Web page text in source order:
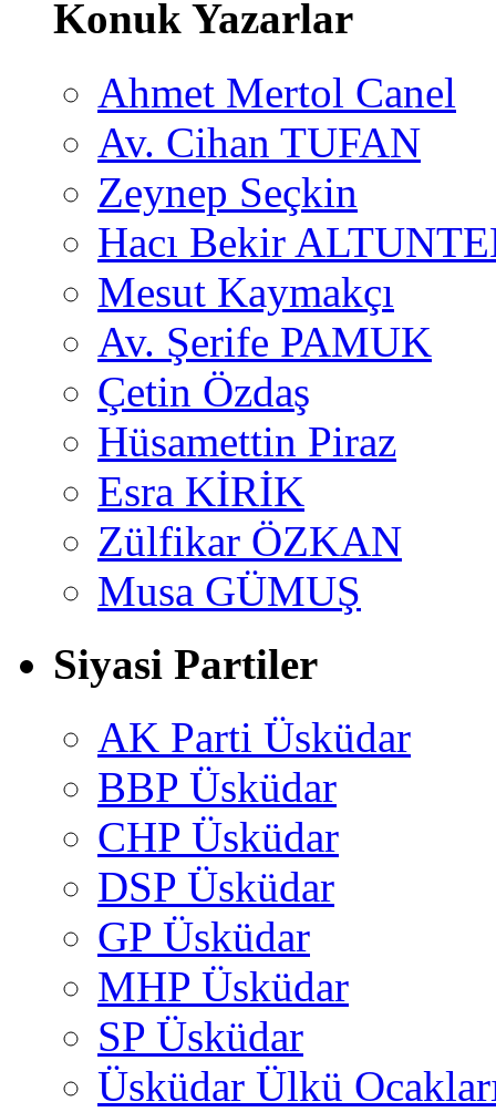
Konuk Yazarlar
Ahmet Mertol Canel
Av. Cihan TUFAN
Zeynep Seçkin
Hacı Bekir
Mesut Kaymakçı
Av. Şerife PAMUK
Çetin Özdaş
Hüsamettin Piraz
Esra KİRİK
Zülfikar ÖZKAN
Musa GÜMUŞ
Siyasi Partiler
AK Parti Üsküdar
BBP Üsküdar
CHP Üsküdar
DSP Üsküdar
GP Üsküdar
MHP Üsküdar
SP Üsküdar
Üsküdar Ülkü